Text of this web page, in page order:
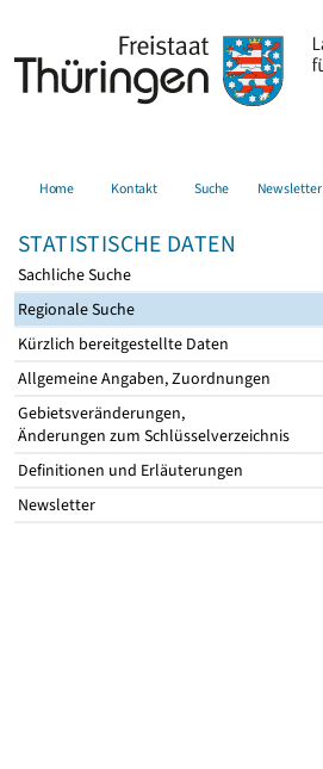
Home Kontakt Suche Newsletter
STATISTISCHE DATEN
Sachliche Suche
Regionale Suche
Kürzlich bereitgestellte Daten
Allgemeine Angaben, Zuordnungen
Gebietsveränderungen,
Änderungen zum Schlüsselverzeichnis
Definitionen und Erläuterungen
Newsletter